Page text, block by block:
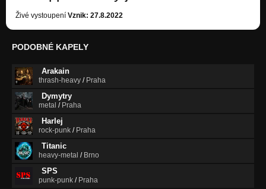
Živé vystoupení Vznik: 27.8.2022
PODOBNÉ KAPELY
Arakain
thrash-heavy / Praha
Dymytry
metal / Praha
Harlej
rock-punk / Praha
Titanic
heavy-metal / Brno
SPS
punk-punk / Praha